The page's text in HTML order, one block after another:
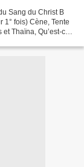
Sang du Christ B
1° fois) Cène, Tente
Thaïna, Qu’est-ce